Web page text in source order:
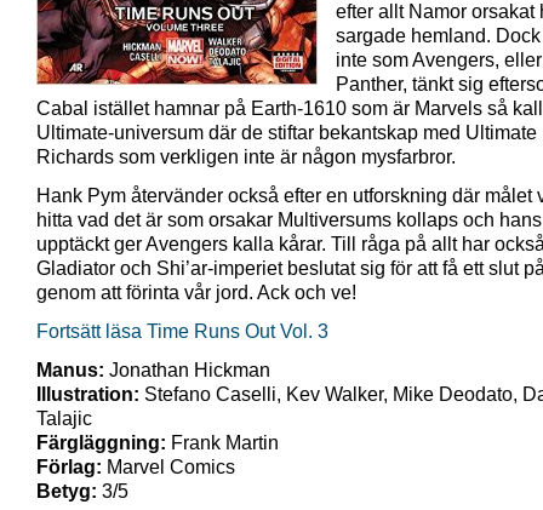
efter allt Namor orsakat
sargade hemland.
inte som Avengers,
Panther, tänkt sig
Cabal istället hamnar på Earth-1610 som är Marvels så
Ultimate-universum där de stiftar bekantskap med Ultimate
Richards som verkligen inte är någon mysfarbror.
Hank Pym återvänder också efter en utforskning där målet
hitta vad det är som orsakar Multiversums kollaps och hans
upptäckt ger Avengers kalla kårar. Till råga på allt har
Gladiator och Shi’ar-imperiet beslutat sig för att få ett slut
genom att förinta vår jord. Ack och ve!
Fortsätt läsa Time Runs Out Vol. 3
Manus: Jonathan Hickman
Illustration: Stefano Caselli, Kev Walker, Mike Deodato,
Talajic
Färgläggning: Frank Martin
Förlag: Marvel Comics
Betyg: 3/5